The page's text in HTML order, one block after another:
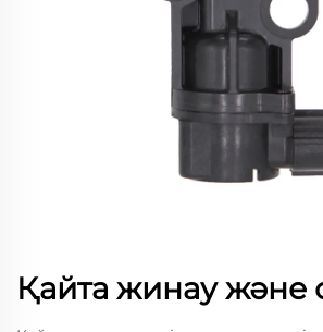
Қайта жинау және